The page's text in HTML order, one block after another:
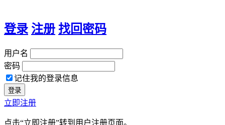
登录 注册 找回密码
用户名
密码
记住我的登录信息
立即注册
点击“立即注册”转到用户注册页面。